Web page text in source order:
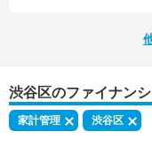
渋谷区のファイナン
家計管理 渋谷区